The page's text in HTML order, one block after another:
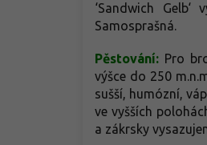
‘Sandwich
Samosprašná.
Pěstování: Pro
výšce do 250
sušší, humózní,
ve vyšších
a zákrsky